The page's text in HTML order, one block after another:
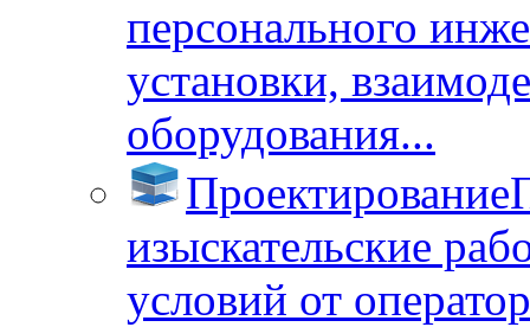
персонального
установки,
оборудования...
Проектирование
изыскательские
условий от